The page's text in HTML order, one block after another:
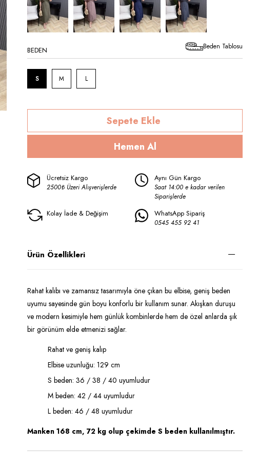
BEDEN
S M L
Beden Tablosu
Ücretsiz Kargo
2500₺ Üzeri Alışverişlerde
Aynı Gün Kargo
Saat 14:00 e kadar verilen
Siparişlerde
Kolay İade & Değişim WhatsApp Sipariş
0545 455 92 41
Ürün Özellikleri
Rahat kalıbı ve zamansız tasarımıyla öne çıkan bu elbise, geniş beden
uyumu sayesinde gün boyu konforlu bir kullanım sunar. Akışkan duruşu
ve modern kesimiyle hem günlük kombinlerde hem de özel anlarda şık
bir görünüm elde etmenizi sağlar.
Rahat ve geniş kalıp
Elbise uzunluğu: 129 cm
S beden: 36 / 38 / 40 uyumludur
M beden: 42 / 44 uyumludur
L beden: 46 / 48 uyumludur
Manken 168 cm, 72 kg olup çekimde S beden kullanılmıştır.